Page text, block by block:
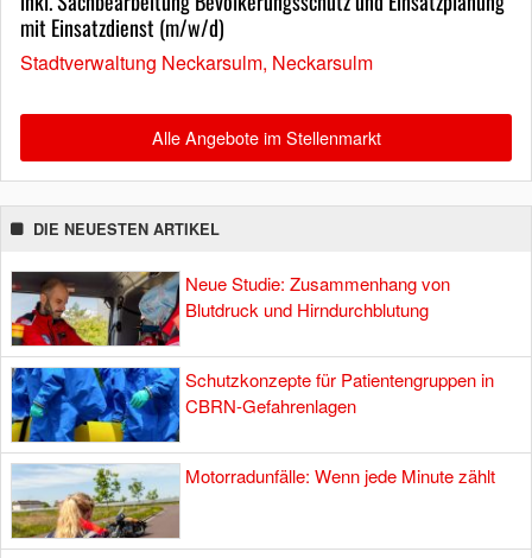
mit Einsatzdienst (m/w/d)
Stadtverwaltung Neckarsulm, Neckarsulm
Alle Angebote im Stellenmarkt
DIE NEUESTEN ARTIKEL
Neue Studie: Zusammenhang von
Blutdruck und Hirndurchblutung
Schutzkonzepte für Patientengruppen in
CBRN-Gefahrenlagen
Motorradunfälle: Wenn jede Minute zählt